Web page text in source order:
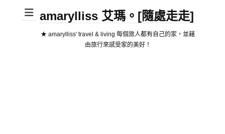
amarylliss 艾瑪。[隨處走走]
★ amarylliss' travel & living 每個旅人都有自己的家，並藉
由旅行來感受家的美好！